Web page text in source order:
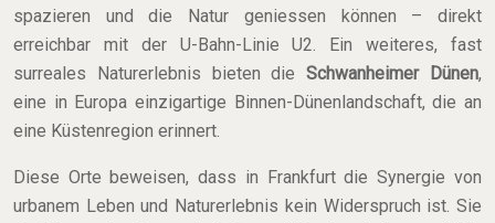
spazieren und die Natur geniessen können – direkt
erreichbar mit der U-Bahn-Linie U2. Ein weiteres, fast
surreales Naturerlebnis bieten dieSchwanheimer Dünen,
eine in Europa einzigartige Binnen-Dünenlandschaft, die an
eine Küstenregion erinnert.
Diese Orte beweisen, dass in Frankfurt die Synergie von
urbanem Leben und Naturerlebnis kein Widerspruch ist. Sie